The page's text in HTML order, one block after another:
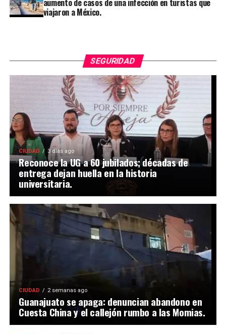
aumento de casos de una infección en turistas que
viajaron a México.
SEGURIDAD
CIUDAD 3 días ago
Reconoce la UG a 60 jubilados; décadas de
entrega dejan huella en la historia
universitaria.
CIUDAD 2 semanas ago
Guanajuato se apaga: denuncian abandono en
Cuesta China y el callejón rumbo a las Momias.